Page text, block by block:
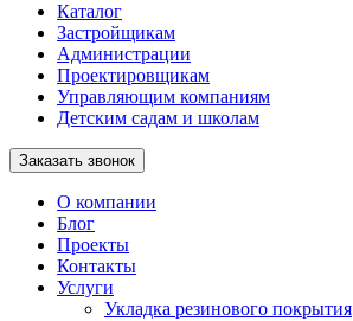
Каталог
Застройщикам
Администрации
Проектировщикам
Управляющим компаниям
Детским садам и школам
Заказать звонок
О компании
Блог
Проекты
Контакты
Услуги
Укладка резинового покрытия